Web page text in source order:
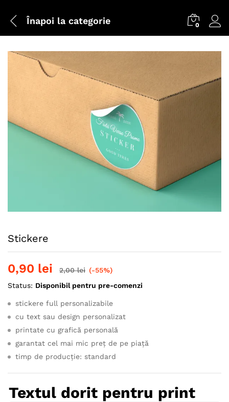
Înapoi la categorie 0
Stickere
0,90 lei 2,00lei (-55%)
Status: Disponibil pentru pre-comenzi
stickere full personalizabile
cu text sau design personalizat
printate cu grafică personală
garantat cel mai mic preț de pe piață
timp de producție: standard
Textul dorit pentru print